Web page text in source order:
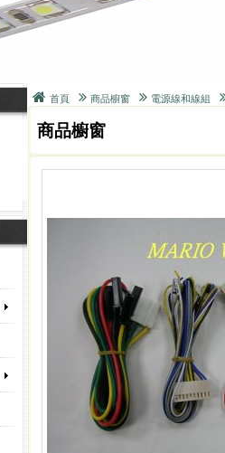
首頁 商品櫥窗 電源線和線組
商品櫥窗